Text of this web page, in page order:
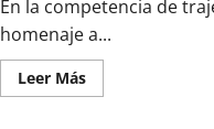
En la competencia de
homenaje a...
Leer Más